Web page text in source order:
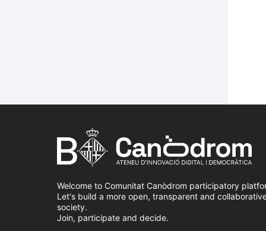
Welcome to Comunitat Canòdrom participatory
Let's build a more open, transparent and
society.
Join, participate and decide.